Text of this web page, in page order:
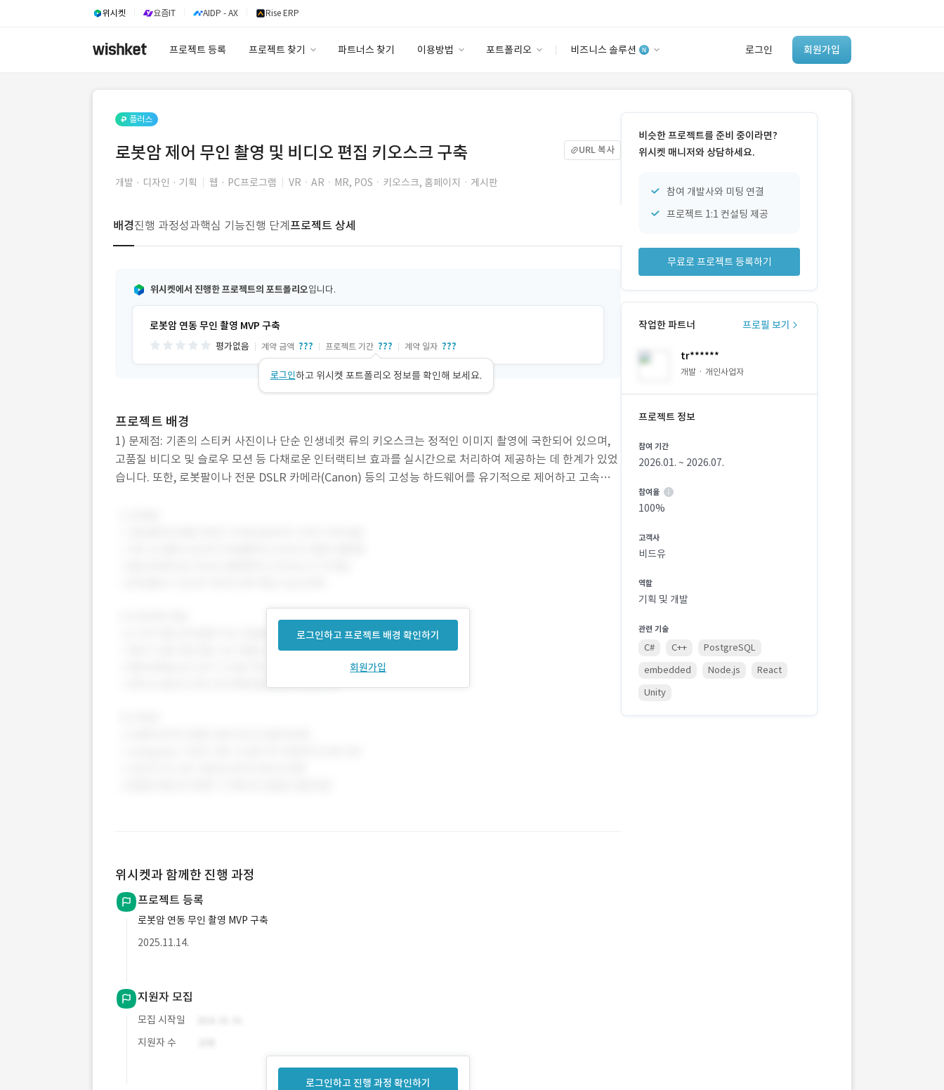
위시켓 요즘IT AIDP - AX Rise ERP
프로젝트 등록 프로젝트 찾기 파트너스 찾기 이용방법 포트폴리오 비즈니스 솔루션 로그인 회원가입
고객센터
안심 코드 케어
스토어
‘이런 거’ 만들어본
개발 회사 있어?
플러스
로봇암 제어 무인 촬영 및 비디오 편집 키오스크 구축 URL 복사
개발 · 디자인 · 기획 웹 · PC프로그램 VRㆍARㆍMR, POSㆍ키오스크, 홈페이지ㆍ게시판
배경진행 과정성과핵심 기능진행 단계 프로젝트 상세
위시켓에서 진행한 프로젝트의 포트폴리오입니다.
로봇암 연동 무인 촬영 MVP 구축
평가없음 계약 금액 ??? 프로젝트 기간 ??? 계약 일자 ???
로그인하고 위시켓 포트폴리오 정보를 확인해 보세요.
프로젝트 배경
1) 문제점: 기존의 스티커 사진이나 단순 인생네컷 류의 키오스크는 정적인 이미지 촬영에 국한되어 있으며,
고품질 비디오 및 슬로우 모션 등 다채로운 인터랙티브 효과를 실시간으로 처리하여 제공하는 데 한계가 있었
습니다. 또한, 로봇팔이나 전문 DSLR 카메라(Canon) 등의 고성능 하드웨어를 유기적으로 제어하고 고속으로
로그인하고 프로젝트 배경 확인하기
회원가입
위시켓과 함께한 진행 과정
프로젝트 등록
로봇암 연동 무인 촬영 MVP 구축
2025.11.14.
지원자 모집
모집 시작일
지원자 수
로그인하고 진행 과정 확인하기
비슷한 프로젝트를 준비 중이라면?
위시켓 매니저와 상담하세요.
참여 개발사와 미팅 연결
프로젝트 1:1 컨설팅 제공
무료로 프로젝트 등록하기
작업한 파트너 프로필 보기
tr******
개발 · 개인사업자
프로젝트 정보
참여 기간
2026.01. ~ 2026.07.
참여율
100%
고객사
비드유
역할
기획 및 개발
관련 기술
C# C++
PostgreSQL
embedded
Node.js
React
Unity